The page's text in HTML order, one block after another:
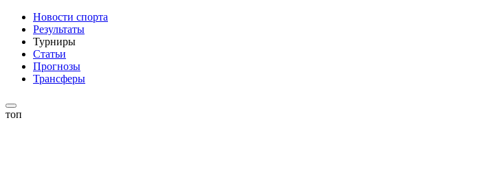
Новости спорта
Результаты
Турниры
Статьи
Прогнозы
Трансферы
топ